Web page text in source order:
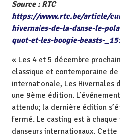
é
o
Source : RTC
https://www.rtc.be/article/
hivernales-de-la-danse-le-
quot-et-les-boogie-beasts-
« Les 4 et 5 décembre
classique et contemporaine
internationale, Les Hivernales
une 9ème édition.
attendu; la dernière édition
fermé. Le casting est à
danseurs internationaux.